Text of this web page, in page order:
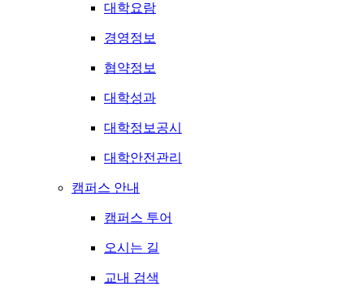
대학요람
경영정보
협약정보
대학성과
대학정보공시
대학안전관리
캠퍼스 안내
캠퍼스 투어
오시는 길
교내 검색